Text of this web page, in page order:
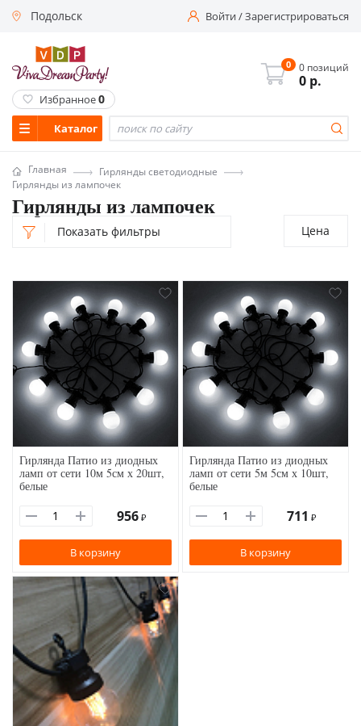
Подольск Войти/Зарегистрироваться
Каталог
0 0 позиций
0 р.
Избранное0
Главная
Гирлянды светодиодные
Гирлянды из лампочек
Гирлянды из лампочек
Показать фильтры Цена
Гирлянда Патио из диодных
ламп от сети 10м 5см х 20шт,
белые
956 ₽
В корзину
Гирлянда Патио из диодных
ламп от сети 5м 5см х 10шт,
белые
711 ₽
В корзину